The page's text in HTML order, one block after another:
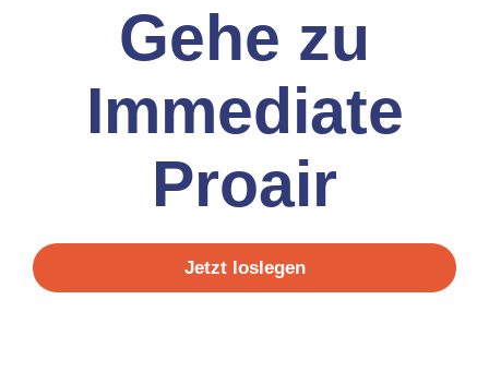
Gehe zu
Immediate
Proair
Jetzt loslegen